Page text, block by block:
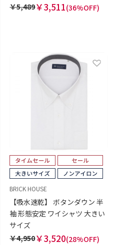
￥5,489￥3,511(36%OFF)
BRICK HOUSE
【吸水速乾】 ボタンダウン 半
袖 形態安定 ワイシャツ 大きい
サイズ
￥4,950￥3,520(28%OFF)